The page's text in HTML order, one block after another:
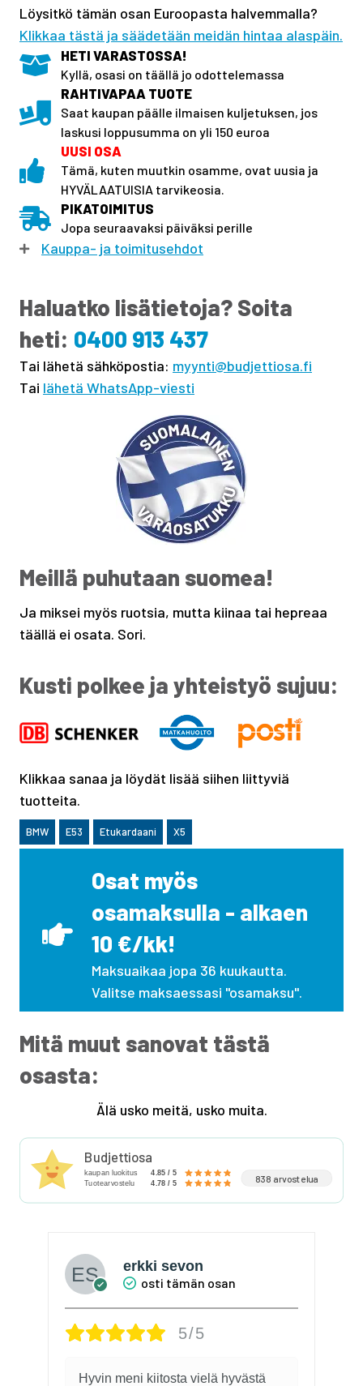
Klikkaa sanaa ja löydät lisää siihen liittyviä
tuotteita.
BMW E53 Etukardaani X5
Osat myös
osamaksulla - alkaen
10 €/kk!
Maksuaikaa jopa 36 kuukautta.
Valitse maksaessasi "osamaksu".
Mitä muut sanovat tästä
osasta:
Älä usko meitä, usko muita.
Budjettiosa
kaupan luokitus
4.85 / 5
Tuotearvostelu
4.78 / 5 838 arvostelua
Kari
osti tämän osan
5/5
Löysitkö tämän osan Euroopasta halvemmalla?
Klikkaa tästä ja säädetään meidän hintaa alaspäin.
HETI VARASTOSSA!
Kyllä, osasi on täällä jo odottelemassa
RAHTIVAPAA TUOTE
Saat kaupan päälle ilmaisen kuljetuksen, jos
laskusi loppusumma on yli 150 euroa
UUSI OSA
Tämä, kuten muutkin osamme, ovat uusia ja
HYVÄLAATUISIA tarvikeosia.
PIKATOIMITUS
Jopa seuraavaksi päiväksi perille
Kauppa- ja toimitusehdot
Haluatko lisätietoja? Soita
heti: 0400 913 437
Tai lähetä sähköpostia: myynti@budjettiosa.fi
Tai lähetä WhatsApp-viesti
Meillä puhutaan suomea!
Ja miksei myös ruotsia, mutta kiinaa tai hepreaa
täällä ei osata. Sori.
Kusti polkee ja yhteistyö sujuu: